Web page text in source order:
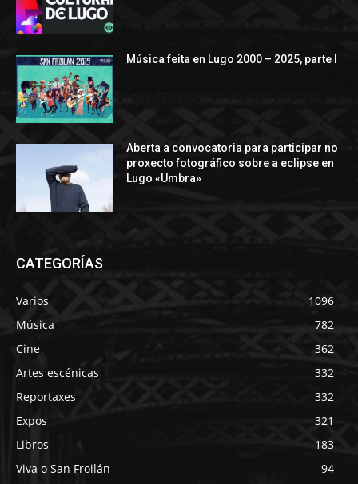
Música feita en Lugo 2000 – 2025, parte I
Aberta a convocatoria para participar no
proxecto fotográfico sobre a eclipse en
Lugo «Umbra»
CATEGORÍAS
Varios
1096
Música
782
Cine
362
Artes escénicas
332
Reportaxes
332
Expos
321
Libros
183
Viva o San Froilán
94